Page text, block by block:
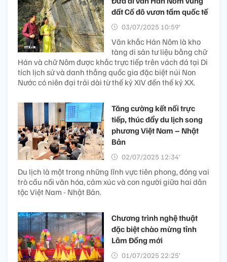
đất Cố đô vươn tầm quốc tế
03/07/2025 10:59’
Văn khắc Hán Nôm là kho
tàng di sản tư liệu bằng chữ
Hán và chữ Nôm được khắc trực tiếp trên vách đá tại Di
tích lịch sử và danh thắng quốc gia đặc biệt núi Non
Nước có niên đại trải dài từ thế kỷ XIV đến thế kỷ XX.
Tăng cường kết nối trực
tiếp, thúc đẩy du lịch song
phương Việt Nam – Nhật
Bản
02/07/2025 12:34’
Du lịch là một trong những lĩnh vực tiên phong, đóng vai
trò cầu nối văn hóa, cảm xúc và con người giữa hai dân
tộc Việt Nam - Nhật Bản.
Chương trình nghệ thuật
đặc biệt chào mừng tỉnh
Lâm Đồng mới
01/07/2025 22:25’